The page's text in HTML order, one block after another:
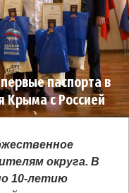
паспорта в
Крыма с Россией
округа. В
10-летию